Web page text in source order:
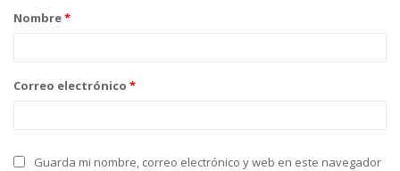
Nombre*
Correo electrónico *
Guarda mi nombre, correo electrónico y web en este navegador